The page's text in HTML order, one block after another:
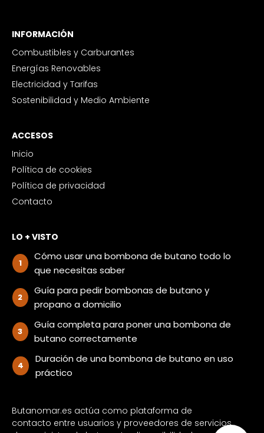
INFORMACIÓN
Combustibles y Carburantes
Energías Renovables
Electricidad y Tarifas
Sostenibilidad y Medio Ambiente
ACCESOS
Inicio
Política de cookies
Política de privacidad
Contacto
LO + VISTO
Cómo usar una bombona de butano todo lo
que necesitas saber
Guía para pedir bombonas de butano y
propano a domicilio
Guía completa para poner una bombona de
butano correctamente
Duración de una bombona de butano en uso
práctico
Butanomar.es actúa como plataforma de
contacto entre usuarios y proveedores de servicios